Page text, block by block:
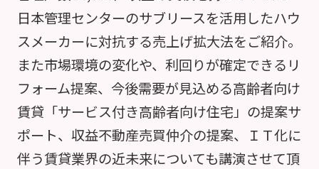
日本管理センターのサブリースを活用したハウ
スメーカーに対抗する売上げ拡大法をご紹介。
また市場環境の変化や、利回りが確定できるリ
フォーム提案、今後需要が見込める高齢者向け
賃貸「サービス付き高齢者向け住宅」の提案サ
ポート、収益不動産売買仲介の提案、ＩＴ化に
伴う賃貸業界の近未来についても講演させて頂